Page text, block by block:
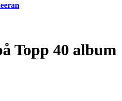
Topp 40 album